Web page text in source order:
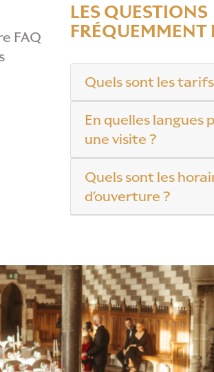
FAQ
LES QUESTIONS
FRÉQUEMMENT
Quels sont les tarifs
En quelles langues
une visite ?
Quels sont les
d’ouverture ?